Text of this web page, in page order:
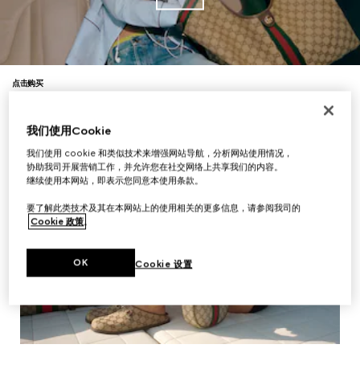
点击购买
我们使用Cookie
我们使用 cookie 和类似技术来增强网站导航，分析网站使用情况，
协助我司开展营销工作，并允许您在社交网络上共享我们的内容。
继续使用本网站，即表示您同意本使用条款。
要了解此类技术及其在本网站上的使用相关的更多信息，请参阅我司的
Cookie 政策。
Cookie 设置
OK